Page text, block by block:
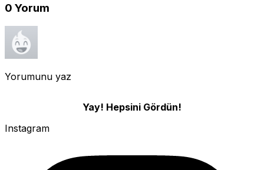
0 Yorum
Yorumunu yaz
Yay! Hepsini Gördün!
Instagram